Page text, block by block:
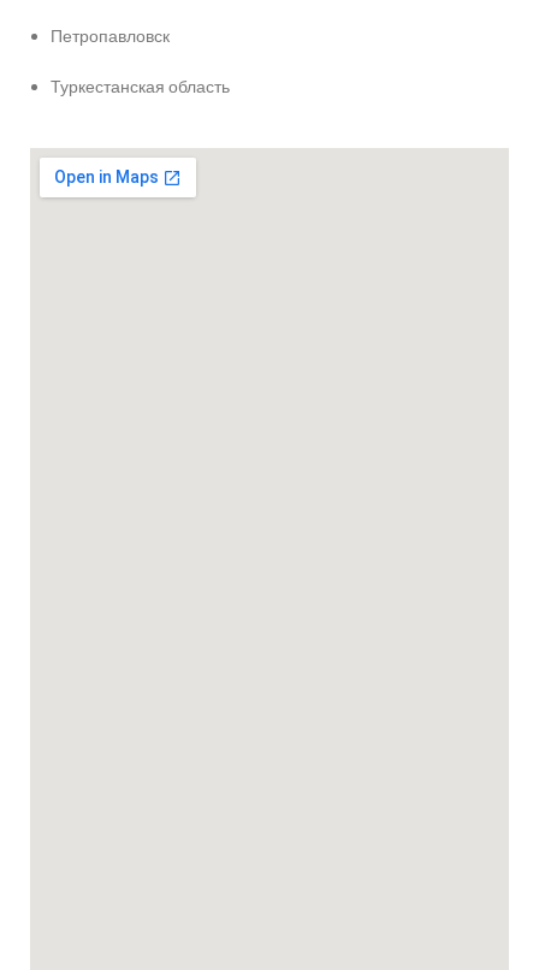
Петропавловск
Туркестанская область